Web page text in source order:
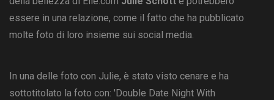
essere in una relazione, come il fatto che ha pubblicato
molte foto di loro insieme sui social media.
In una delle foto con Julie, è stato visto cenare e ha
sottotitolato la foto con: 'Double Date Night With